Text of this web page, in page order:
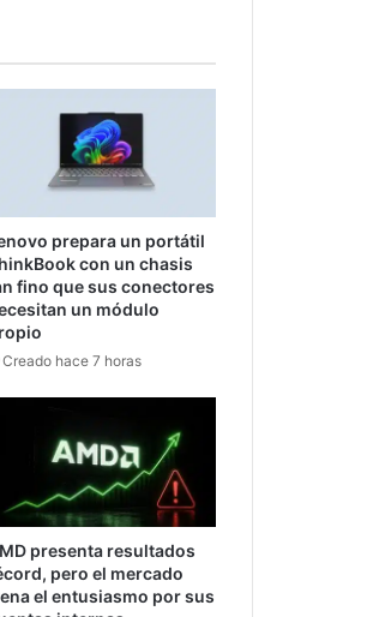
prepara un portátil
con un chasis
fino que sus conectores
un módulo
Creado hace 7 horas
presenta resultados
pero el mercado
el entusiasmo por sus